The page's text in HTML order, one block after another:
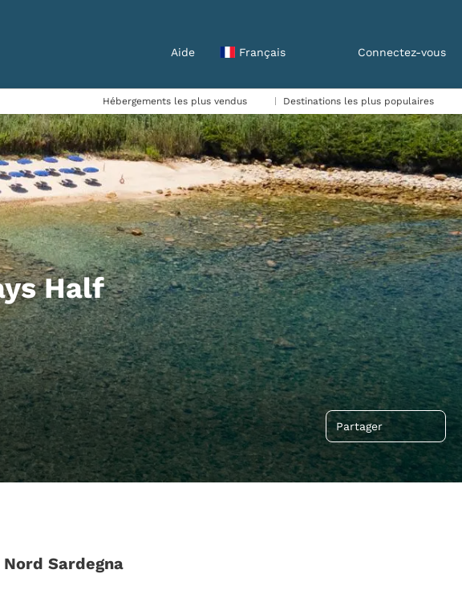
Aide Français Connectez-vous
Hébergements les plus vendus Destinations les plus populaires
Half
Partager
Sardegna